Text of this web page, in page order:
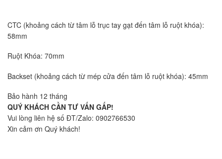
CTC (khoảng cách từ tâm lỗ trục tay gạt đến tâm lỗ ruột khóa):
58mm
Ruột Khóa: 70mm
Backset (khoảng cách từ mép cửa đến tâm lỗ ruột khóa): 45mm
Bảo hành 12 tháng
QUÝ KHÁCH CẦN TƯ VẤN GẤP!
Vui lòng liên hệ số ĐT/Zalo: 0902766530
Xin cảm ơn Quý khách!